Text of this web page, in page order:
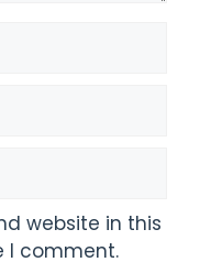
website in this
I comment.